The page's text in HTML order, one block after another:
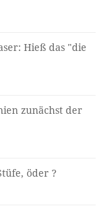
Hieß das "die
zunächst der
öder ?